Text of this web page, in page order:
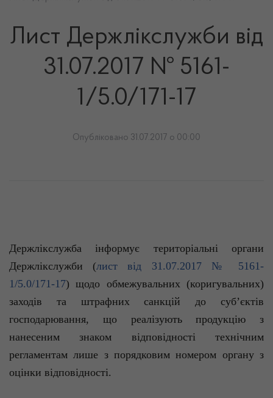
Лист Держлікслужби від
31.07.2017 № 5161-
1/5.0/171-17
Опубліковано 31.07.2017 о 00:00
Держлікслужба інформує територіальні
органи
Держлікслужби (лист від 31.07.2017 № 5161-
1/5.0/171-17)щодо обмежувальних(коригувальних)
заходів
та штрафних санкцій до суб’єктів
господарювання, що реалізують продукцію
з
нанесеним
знаком відповідності технічним
регламентам лише з порядковим номером органу з
оцінки відповідності.